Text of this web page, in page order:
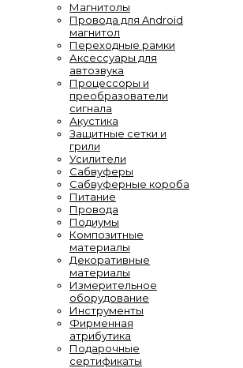
Магнитолы
Провода для Android
магнитол
Переходные рамки
Аксессуары для
автозвука
Процессоры и
преобразователи
сигнала
Акустика
Защитные сетки и
грили
Усилители
Сабвуферы
Сабвуферные короба
Питание
Провода
Подиумы
Композитные
материалы
Декоративные
материалы
Измерительное
оборудование
Инструменты
Фирменная
атрибутика
Подарочные
сертификаты